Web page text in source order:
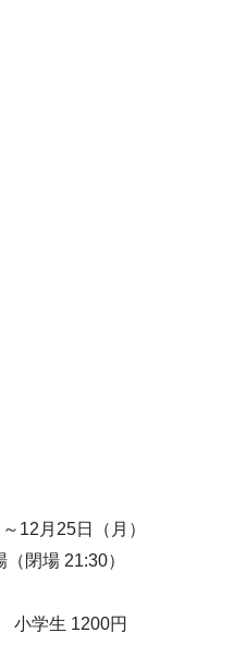
12月25日（月）
閉場 21:30）
学生 1200円